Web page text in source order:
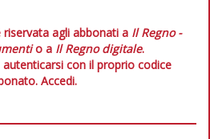
agli abbonati a Il Regno -
o a Il Regno digitale.
con il proprio codice
Accedi.